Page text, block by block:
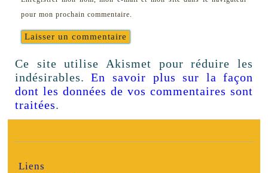
pour mon prochain commentaire.
Ce site utilise Akismet pour réduire les
indésirables.En savoir plus sur la façon
dont les données de vos commentaires sont
traitées.
Liens